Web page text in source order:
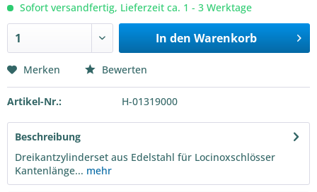
Sofort versandfertig, Lieferzeit ca. 1 - 3 Werktage
In den Warenkorb
Merken Bewerten
Artikel-Nr.: H-01319000
Beschreibung
Dreikantzylinderset aus Edelstahl für Locinoxschlösser
Kantenlänge... mehr